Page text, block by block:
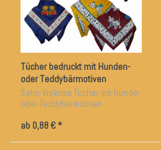
Tücher bedruckt mit Hunden-
oder Teddybärmotiven
Satin-Viskose Tücher mit Hunde-
oder Teddybärmotiven
ab 0,88 € *